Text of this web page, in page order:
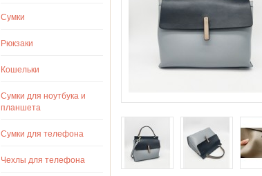
Сумки
Рюкзаки
Кошельки
Сумки для ноутбука и
планшета
Сумки для телефона
Чехлы для телефона